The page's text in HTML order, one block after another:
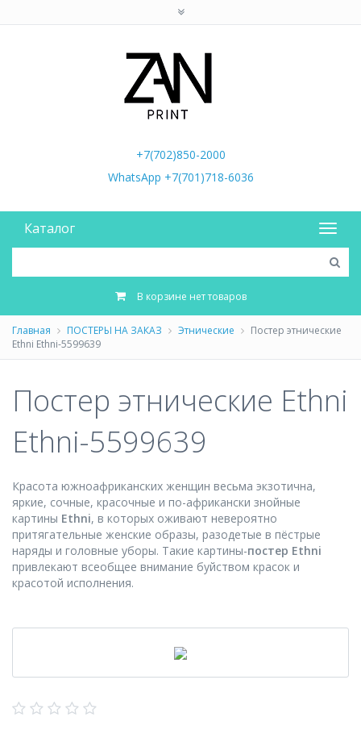
+7(702)850-2000
WhatsApp +7(701)718-6036
Каталог
В корзине нет товаров
Главная ПОСТЕРЫ НА ЗАКАЗ Этнические
Постер этнические
Ethni Ethni-5599639
Постер этнические Ethni
Ethni-5599639
Красота южноафриканских женщин весьма экзотична,
яркие, сочные, красочные и по-африкански знойные
картины Ethni, в которых оживают невероятно
притягательные женские образы, разодетые в пёстрые
наряды и головные уборы. Такие картины-постер Ethni
привлекают всеобщее внимание буйством красок и
красотой исполнения.